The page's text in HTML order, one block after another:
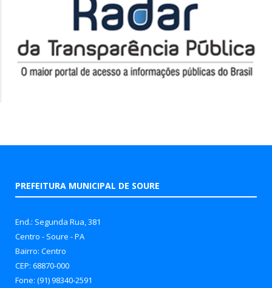
PREFEITURA MUNICIPAL DE SOURE
End.: Segunda Rua, 381
Centro - Soure - PA
Bairro: Centro
CEP: 68870-000
Fone: (91) 98340-2591